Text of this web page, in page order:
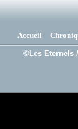
Accueil
©Les Eternels